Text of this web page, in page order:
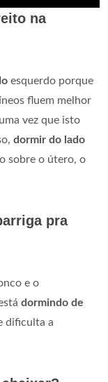
na
esquerdo porque
fluem melhor
vez que isto
dormir do lado
sobre o útero, o
pra
e o
dormindo de
dificulta a